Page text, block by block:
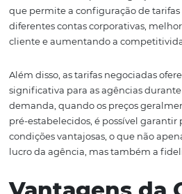
Tarifas negociadas são acordos
fornecedores, como hotéis e
Essa prática é especialmente
empresas buscam soluções
para suas necessidades de
Com a tecnologia da
receba a oferta mais adequada